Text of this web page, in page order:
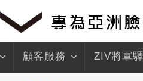
顧客服務 ZIV將軍